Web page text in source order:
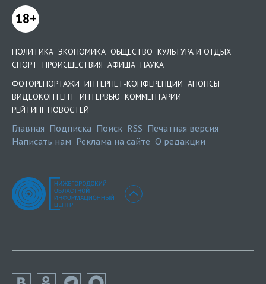
18+
ПОЛИТИКА ЭКОНОМИКА ОБЩЕСТВО КУЛЬТУРА И ОТДЫХ
СПОРТ ПРОИСШЕСТВИЯ АФИША НАУКА
ФОТОРЕПОРТАЖИ ИНТЕРНЕТ-КОНФЕРЕНЦИИ АНОНСЫ
ВИДЕОКОНТЕНТ ИНТЕРВЬЮ КОММЕНТАРИИ
РЕЙТИНГ НОВОСТЕЙ
Главная Подписка Поиск RSS Печатная версия
Написать нам Реклама на сайте О редакции